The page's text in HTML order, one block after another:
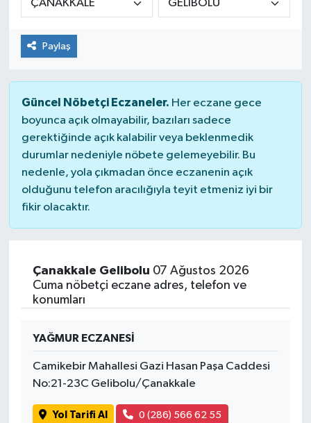
Paylaş
Güncel Nöbetçi Eczaneler. Her eczane gece
boyunca açık olmayabilir, bazıları sadece
gerektiğinde açık kalabilir veya beklenmedik
durumlar nedeniyle nöbete gelemeyebilir. Bu
nedenle, yola çıkmadan önce eczanenin açık
olduğunu telefon aracılığıyla teyit etmeniz iyi bir
fikir olacaktır.
Çanakkale Gelibolu 07 Ağustos 2026
Cuma nöbetçi eczane adres, telefon ve
konumları
YAĞMUR ECZANESİ
Camikebir Mahallesi Gazi Hasan Paşa Caddesi
No:21-23C Gelibolu/Çanakkale
Yol Tarifi Al 0 (286) 566 62 55
Kültür Sanat